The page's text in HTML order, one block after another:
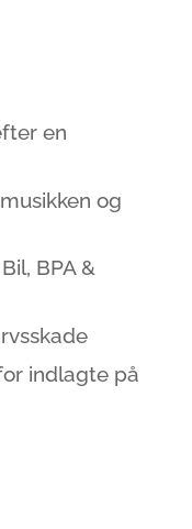
en
og
BPA &
indlagte på